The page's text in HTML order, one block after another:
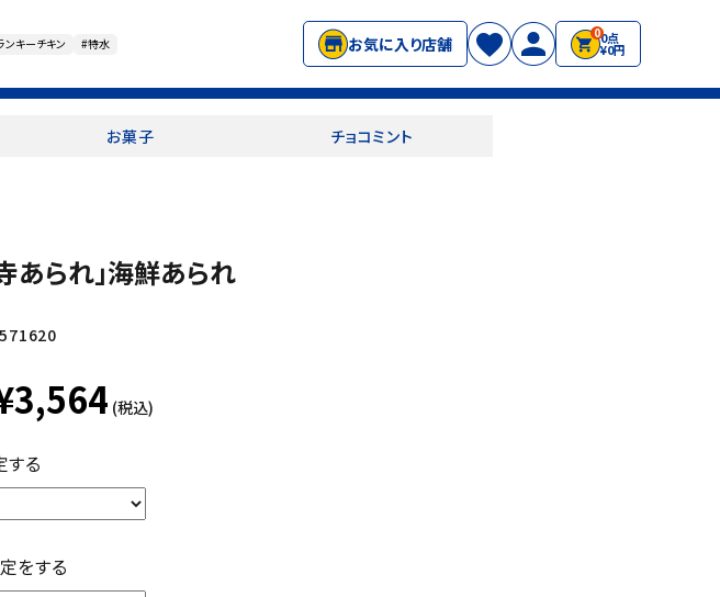
ンキーチキン #特水 お気に入り店舗
00点
¥0円
お菓子 チョコミント
あられ」海鮮あられ
571620
(税込)
する
をする